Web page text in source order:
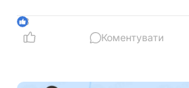
податкову та відкоригувати
чи повинен він повернути
3
Коментувати